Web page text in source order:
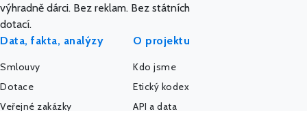
výhradně dárci. Bez reklam. Bez státních
dotací.
Data, fakta, analýzy
Smlouvy
Dotace
Veřejné zakázky
O projektu
Kdo jsme
Etický kodex
API a data